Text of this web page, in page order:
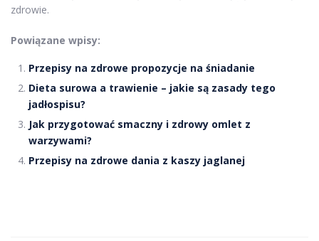
zdrowie.
Powiązane wpisy:
Przepisy na zdrowe propozycje na śniadanie
Dieta surowa a trawienie – jakie są zasady tego
jadłospisu?
Jak przygotować smaczny i zdrowy omlet z
warzywami?
Przepisy na zdrowe dania z kaszy jaglanej